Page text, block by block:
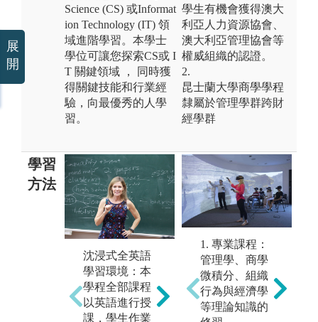
Science (CS) 或Informat
ion Technology (IT) 領
域進階學習。本學士
學位可讓您探索CS或 I
T 關鍵領域 ， 同時獲
得關鍵技能和行業經
驗，向最優秀的人學
習。
學生有機會獲得澳大
利亞人力資源協會、
澳大利亞管理協會等
權威組織的認證。
2.
昆士蘭大學商學學程
隸屬於管理學群跨財
經學群
學習
方法
沈浸式全英語
學習環境：本
學程全部課程
以英語進行授
課，學生作業
落實CDIO學習
方法：學生透
過實際操作─
構思(Conceiv
e)、設計(Desig
1. 專業課程：
管理學、商學
微積分、組織
行為與經濟學
等理論知識的
展
開